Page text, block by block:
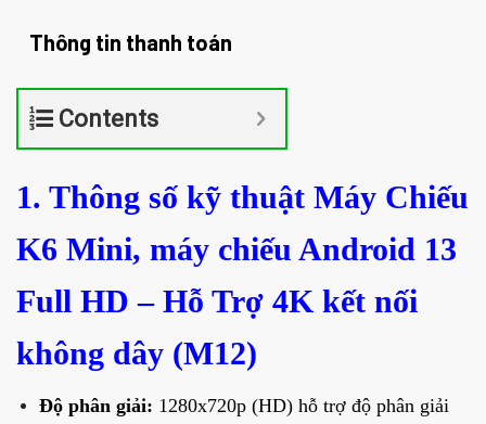
Thông tin thanh toán
Contents
1. Thông số kỹ thuật Máy Chiếu
K6 Mini, máy chiếu Android 13
Full HD – Hỗ Trợ 4K kết nối
không dây (M12)
Độ phân giải: 1280x720p (HD) hỗ trợ độ phân giải